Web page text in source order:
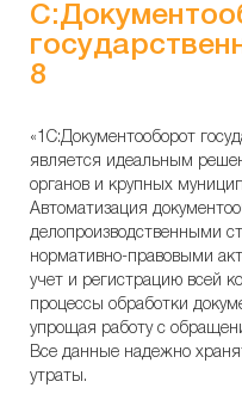
8
«1С:Документооборот
является идеальным
органов и крупных
Автоматизация
делопроизводственными
нормативно-правовыми
учет и регистрацию всей
процессы обработки
упрощая работу с
Все данные надежно
утраты.